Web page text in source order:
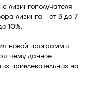
лизингополучателя
лизинга - от 3 до 7
10%.
новой программы
чему данное
привлекательных на